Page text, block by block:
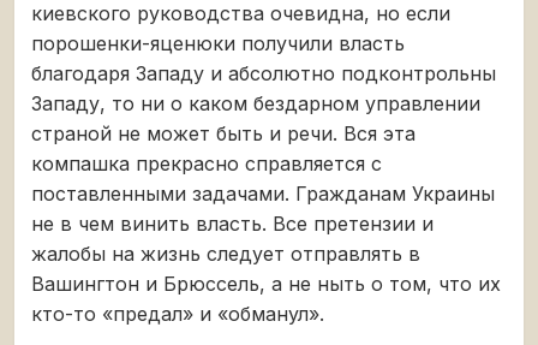
киевского руководства очевидна, но если
порошенки-яценюки получили власть
благодаря Западу и абсолютно подконтрольны
Западу, то ни о каком бездарном управлении
страной не может быть и речи. Вся эта
компашка прекрасно справляется с
поставленными задачами. Гражданам Украины
не в чем винить власть. Все претензии и
жалобы на жизнь следует отправлять в
Вашингтон и Брюссель, а не ныть о том, что их
кто-то «предал» и «обманул».